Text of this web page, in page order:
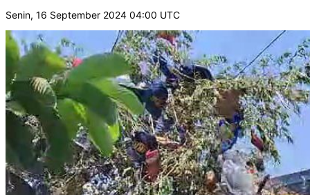
Senin, 16 September 2024 04:00 UTC